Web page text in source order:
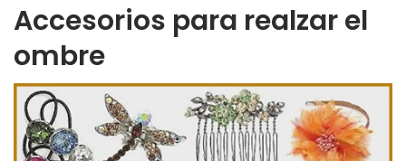
Accesorios para realzar el
ombre